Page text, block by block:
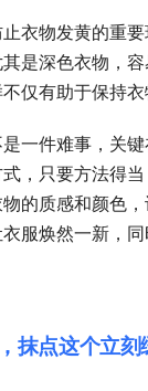
衣物发黄的重
是深色衣物，
仅有助于保持
一件难事，关
，只要方法得
的质感和颜色
服焕然一新，
抹点这个立刻